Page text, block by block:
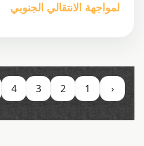
لمواجهة الانتقالي الجنوبي
‹
1
2
3
4